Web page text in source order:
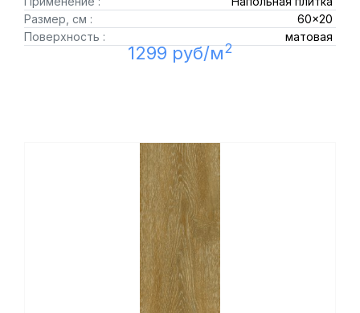
Размер, см :
60x20
Поверхность :
матовая
1299 руб/м2